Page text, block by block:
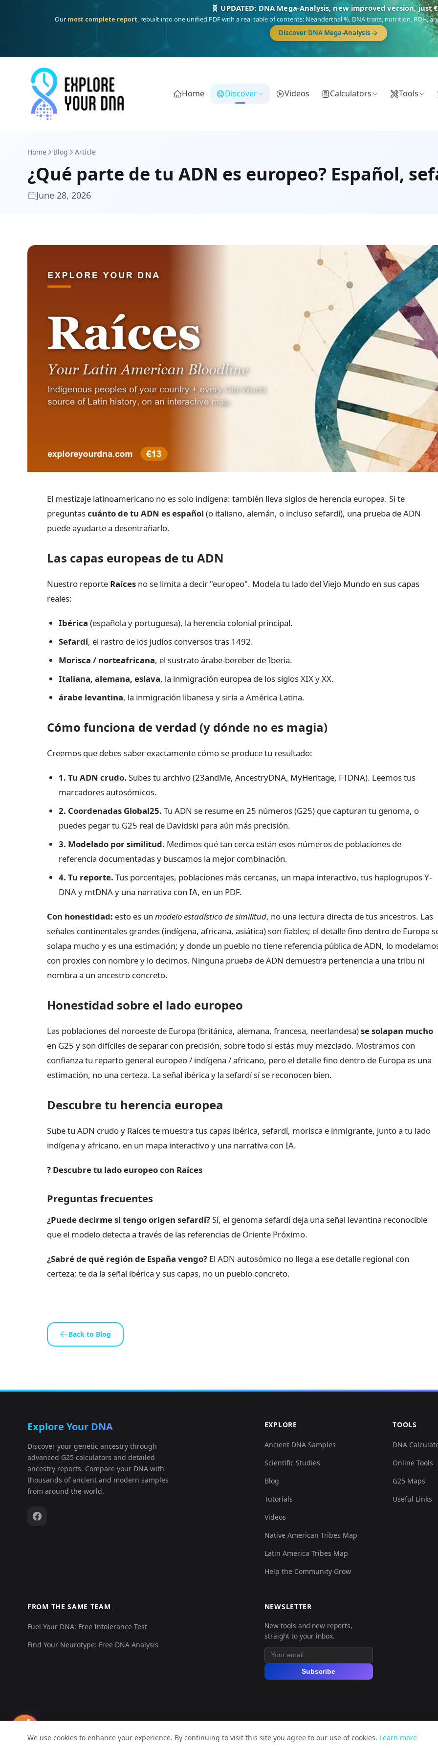
NEW: Drom, your Roma & Romani ancestry report, just
DeepSouth Asian founderancestry, the Persian & Byzantine migration route, plus your community match across 9 groups: Calé, Czech,
Turkish Roma.
Discover Drom
Home Discover Videos Calculators Tools
Home Blog Article
¿Qué parte de tu ADN es europeo? Español,
June 28, 2026
El mestizaje latinoamericano no es solo indígena: también lleva siglos de herencia europea. Si te
preguntascuánto de tu ADN es español (o italiano, alemán, o incluso sefardí), una prueba de ADN
puede ayudarte a desentrañarlo.
Las capas europeas de tu ADN
Nuestro reporte Raíces no se limita a decir "europeo". Modela tu lado del Viejo Mundo en sus capas
reales:
Ibérica (española y portuguesa), la herencia colonial principal.
Sefardí, el rastro de los judíos conversos tras 1492.
Morisca / norteafricana, el sustrato árabe-bereber de Iberia.
Italiana, alemana, eslava, la inmigración europea de los siglos XIX y XX.
árabe levantina, la inmigración libanesa y siria a América Latina.
Cómo funciona de verdad (y dónde no es magia)
Creemos que debes saber exactamente cómo se produce tu resultado:
1. Tu ADN crudo. Subes tu archivo (23andMe, AncestryDNA, MyHeritage, FTDNA). Leemos tus
marcadores autosómicos.
2. Coordenadas Global25. Tu ADN se resume en 25 números (G25) que capturan tu genoma, o
puedes pegar tu G25 real de Davidski para aún más precisión.
3. Modelado por similitud. Medimos qué tan cerca están esos números de poblaciones de
referencia documentadas y buscamos la mejor combinación.
4. Tu reporte. Tus porcentajes, poblaciones más cercanas, un mapa interactivo, tus haplogrupos Y-
DNA y mtDNA y una narrativa con IA, en un PDF.
Con honestidad: esto es un modelo estadístico de similitud, no una lectura directa de tus ancestros. Las
señales continentales grandes (indígena, africana, asiática) son fiables; el detalle fino dentro de Europa
solapa mucho y es una estimación; y donde un pueblo no tiene referencia pública de ADN, lo
con proxies con nombre y lo decimos. Ninguna prueba de ADN demuestra pertenencia a una tribu ni
nombra a un ancestro concreto.
Honestidad sobre el lado europeo
Las poblaciones del noroeste de Europa (británica, alemana, francesa, neerlandesa)se solapan mucho
en G25 y son difíciles de separar con precisión, sobre todo si estás muy mezclado. Mostramos con
confianza tu reparto general europeo / indígena / africano, pero el detalle fino dentro de Europa es una
estimación, no una certeza. La señal ibérica y la sefardí sí se reconocen bien.
Descubre tu herencia europea
Sube tu ADN crudo y Raíces te muestra tus capas ibérica, sefardí, morisca e inmigrante, junto a tu lado
indígena y africano, en un mapa interactivo y una narrativa con IA.
? Descubre tu lado europeo con Raíces
Preguntas frecuentes
¿Puede decirme si tengo origen sefardí?Sí, el genoma sefardí deja una señal levantina reconocible
que el modelo detecta a través de las referencias de Oriente Próximo.
¿Sabré de qué región de España vengo? El ADN autosómico no llega a ese detalle regional con
certeza; te da la señal ibérica y sus capas, no un pueblo concreto.
Back to Blog
Explore Your DNA
Discover your genetic ancestry through
advanced G25 calculators and detailed
ancestry reports. Compare your DNA with
thousands of ancient and modern samples
from around the world.
EXPLORE
Ancient DNA Samples
Scientific Studies
Blog
Tutorials
Videos
Native American Tribes Map
Latin America Tribes Map
Help the Community Grow
TOOLS
DNA
Online Tools
G25 Maps
Useful Links
FROM THE SAME TEAM
Fuel Your DNA: Free Intolerance Test
Find Your Neurotype: Free DNA Analysis
NEWSLETTER
New tools and new reports,
straight to your inbox.
Subscribe
We use cookies to enhance your experience. By continuing to visit this site you agree to our use of cookies. Learn more